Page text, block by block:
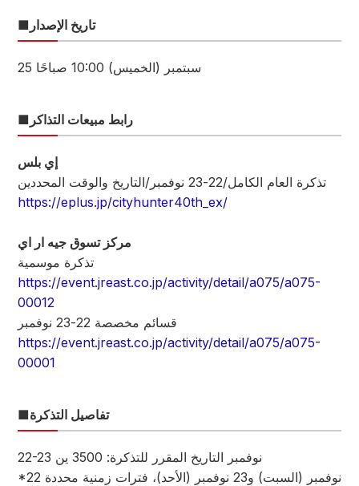
■تاريخ الإصدار
25 سبتمبر (الخميس) 10:00 صباحًا
■رابط مبيعات التذاكر
إي بلس
تذكرة العام الكامل/22-23 نوفمبر/التاريخ والوقت المحددين
https://eplus.jp/cityhunter40th_ex/
مركز تسوق جيه ار اي
تذكرة موسمية
https://event.jreast.co.jp/activity/detail/a075/a075-
00012
قسائم مخصصة 22-23 نوفمبر
https://event.jreast.co.jp/activity/detail/a075/a075-
00001
■تفاصيل التذكرة
22-23 نوفمبر التاريخ المقرر للتذكرة: 3500 ين
*22 نوفمبر (السبت) و23 نوفمبر (الأحد)، فترات زمنية محددة